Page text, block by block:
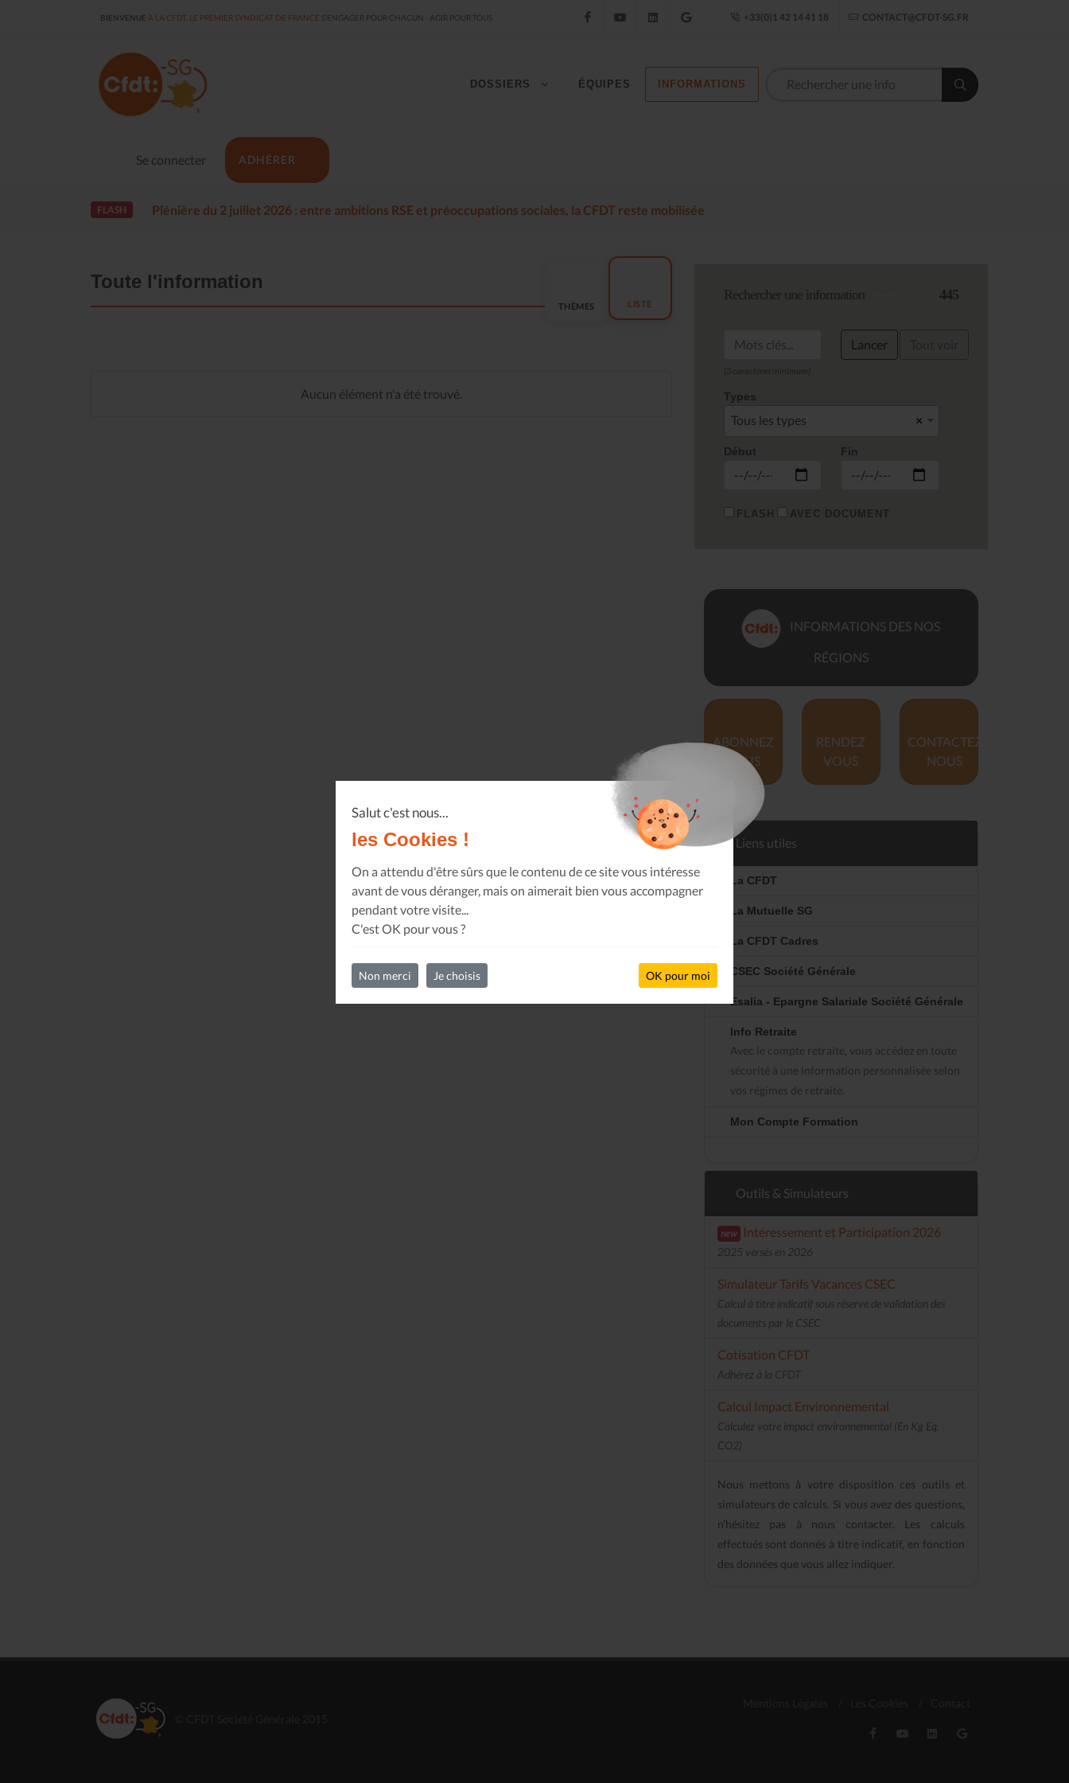
Salut c'est nous...
les Cookies !
On a attendu d'être sûrs que le contenu de ce site vous intéresse
avant de vous déranger, mais on aimerait bien vous accompagner
pendant votre visite...
C'est OK pour vous ?
Non merci Je choisis OK pour moi
BIENVENUE À LA CFDT, LE PREMIER SYNDICAT DE FRANCE S'ENGAGER POUR CHACUN - AGIR POUR TOUS FacebookYouTube LinkedIn Google Établissement
+33(0)1 42 14 41 18 CONTACT@CFDT-SG.FR
Se connecter ADHÉRER
DOSSIERS ÉQUIPES INFORMATIONS
FLASH Plénière du 2 juillet 2026 : entre ambitions RSE et préoccupations sociales, la CFDT reste mobilisée
Toute l'information
THÈMES LISTE
Aucun élément n'a été trouvé.
Rechercher une information 445
Lancer
Types
×
Tous les types
Début Fin
FLASH AVEC DOCUMENT
INFORMATIONS DES NOS
RÉGIONS
ABONNEZ
VOUS
RENDEZ
VOUS
CONTACTEZ
NOUS
Liens utiles
La CFDT
La Mutuelle SG
La CFDT Cadres
CSEC Société Générale
Esalia - Epargne Salariale Société Générale
Info Retraite
Avec le compte retraite, vous accédez en toute
sécurité à une information personnalisée selon
vos régimes de retraite.
Mon Compte Formation
Outils & Simulateurs
new Intéressement et Participation 2026
2025 versés en 2026
Simulateur Tarifs Vacances CSEC
Calcul à titre indicatif sous réserve de validation des
documents par le CSEC
Cotisation CFDT
Adhérez à la CFDT
Calcul Impact Environnemental
Calculez votre impact environnemental (En Kg Eq.
CO2)
Nous mettons à votre disposition ces outils et
simulateurs de calculs. Si vous avez des questions,
n'hésitez pas à nous contacter. Les calculs
effectués sont donnés à titre indicatif, en fonction
des données que vous allez indiquer.